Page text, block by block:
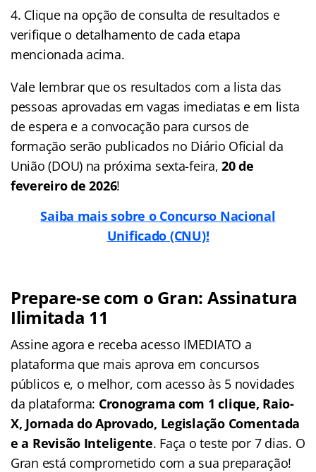
Clique na opção de consulta de resultados e
verifique o detalhamento de cada etapa
mencionada acima.
Vale lembrar que os resultados com a lista das
pessoas aprovadas em vagas imediatas e em lista
de espera e a convocação para cursos de
formação serão publicados no Diário Oficial da
União (DOU) na próxima sexta-feira,20 de
fevereiro de 2026!
Saiba mais sobre o Concurso Nacional
Unificado (CNU)!
Prepare-se com o Gran: Assinatura
Ilimitada 11
Assine agora e receba acesso IMEDIATO a
plataforma que mais aprova em concursos
públicos e, o melhor, com acesso às 5 novidades
da plataforma: Cronograma com 1 clique, Raio-
X, Jornada do Aprovado, Legislação Comentada
e a Revisão Inteligente. Faça o teste por 7 dias. O
Gran está comprometido com a sua preparação!